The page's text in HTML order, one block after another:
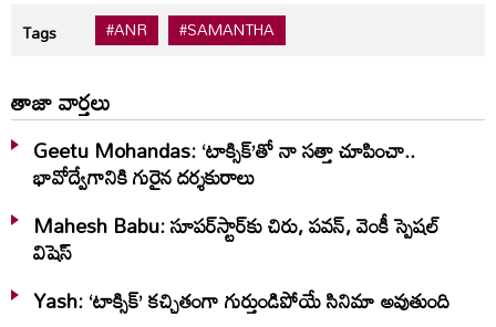
Tags #ANR #SAMANTHA
తాజా వార్తలు
Geetu Mohandas: ‘టాక్సిక్‌’తో నా సత్తా చూపించా..
భావోద్వేగానికి గురైన దర్శకురాలు
Mahesh Babu: సూపర్‌స్టార్‌కు చిరు, పవన్‌, వెంకీ స్పెషల్‌
విషెస్‌
Yash: ‘టాక్సిక్’ కచ్చితంగా గుర్తుండిపోయే సినిమా అవుతుంది